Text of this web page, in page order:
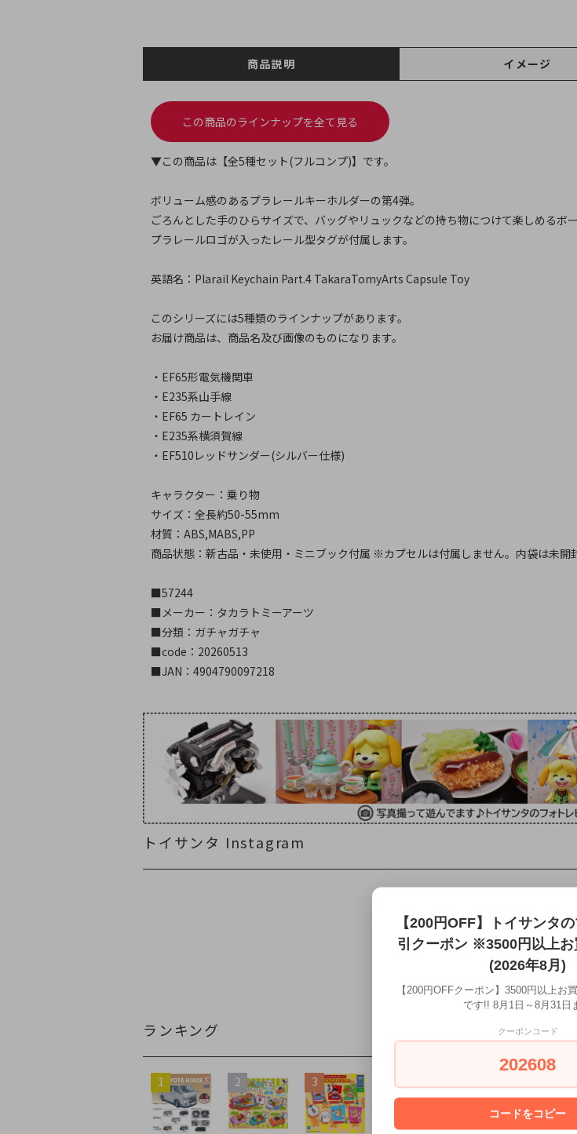
商品説明 イメージ
この商品のラインナップを全て見る
▼この商品は【全5種セット(フルコンプ)】です。
ボリューム感のあるプラレールキーホルダーの第4弾。
ごろんとした手のひらサイズで、バッグやリュックなどの持ち物につけて楽しめるボ
プラレールロゴが入ったレール型タグが付属します。
英語名：Plarail Keychain Part.4 TakaraTomyArts Capsule Toy
このシリーズには5種類のラインナップがあります。
お届け商品は、商品名及び画像のものになります。
・EF65形電気機関車
・E235系山手線
・EF65 カートレイン
・E235系横須賀線
・EF510レッドサンダー(シルバー仕様)
キャラクター：乗り物
サイズ：全長約50-55mm
材質：ABS,MABS,PP
商品状態：新古品・未使用・ミニブック付属 ※カプセルは付属しません。内袋は未開
■57244
■メーカー：タカラトミーアーツ
■分類：ガチャガチャ
■code：20260513
■JAN：4904790097218
トイサンタ Instagram
ランキング
1 2 3
【200円OFF】トイサンタ
引クーポン ※3500円以上お
(2026年8月)
【200円OFFクーポン】3500円以上お
です!! 8月1日～8月31日
クーポンコード
202608
コードをコピー